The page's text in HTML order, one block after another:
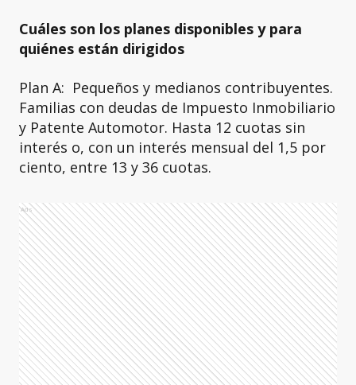
Cuáles son los planes disponibles y para
quiénes están dirigidos
Plan A: Pequeños y medianos contribuyentes.
Familias con deudas de Impuesto Inmobiliario
y Patente Automotor. Hasta 12 cuotas sin
interés o, con un interés mensual del 1,5 por
ciento, entre 13 y 36 cuotas.
Ads